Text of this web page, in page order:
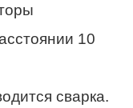
10
сварка.